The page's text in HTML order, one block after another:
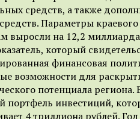
средств, а также
Параметры
выросли на 12,2
который
финансовая
возможности для
потенциала региона.
портфель инвестиций,
4 триллиона рублей.